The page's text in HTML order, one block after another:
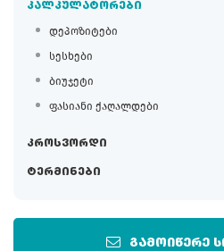
კალკულატორები
დეპოზიტები
სესხები
ბიუჯეტი
ფასიანი ქაღალდები
კროსვორდი
ტერმინები
გამოიწერე